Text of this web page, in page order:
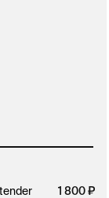
1 800